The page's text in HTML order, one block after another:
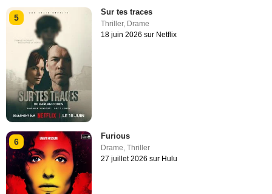
5
Sur tes traces
Thriller, Drame
18 juin 2026 sur Netflix
6
Furious
Drame ,Thriller
27 juillet 2026 sur Hulu